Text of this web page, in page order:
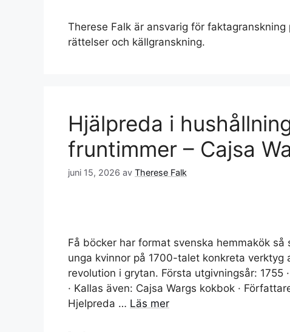
Therese Falk är ansvarig för
rättelser och källgranskning.
Hjälpreda i
fruntimmer – Cajsa
juni 15, 2026 av Therese Falk
Få böcker har format svenska hemmakök
unga kvinnor på 1700-talet konkreta
revolution i grytan. Första utgivningsår: 1755
· Kallas även: Cajsa Wargs kokbok ·
Hjelpreda … Läs mer